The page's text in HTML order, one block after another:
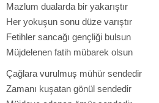
Mazlum dualarda bir yakarıştır
Her yokuşun sonu düze varıştır
Fetihler sancağı gençliği bulsun
Müjdelenen fatih mübarek olsun
Çağlara vurulmuş mühür sendedir
Zamanı kuşatan gönül sendedir